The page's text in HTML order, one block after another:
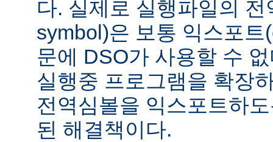
다. 실제로 실행파일의
symbol)은 보통 익스포
문에 DSO가 사용할 수
실행중 프로그램을 확장
전역심볼을 익스포트하
된 해결책이다.